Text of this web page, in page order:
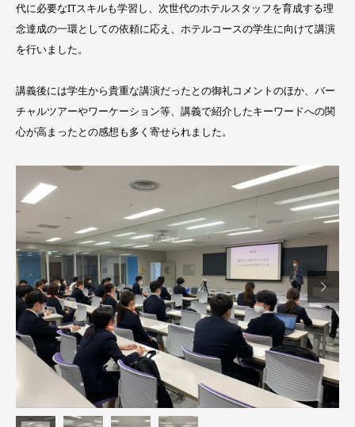
代に必要なITスキルも学習し、次世代のホテルスタッフを育成する理
念達成の一環としての依頼に応え、ホテルコースの学生に向けて講演
を行いました。
講義後には学生から貴重な講演だったとの御礼コメントのほか、バー
チャルツアーやワーケーション等、講義で紹介したキーワードへの関
心が高まったとの感想も多く寄せられました。
